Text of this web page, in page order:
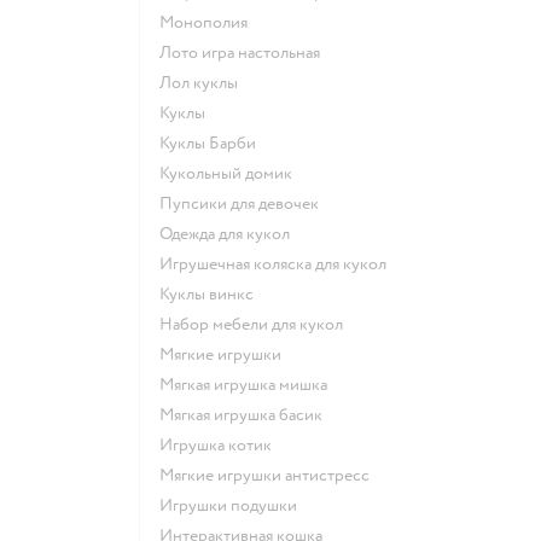
Монополия
Лото игра настольная
Лол куклы
Куклы
Куклы Барби
Кукольный домик
Пупсики для девочек
Одежда для кукол
Игрушечная коляска для кукол
Куклы винкс
Набор мебели для кукол
Мягкие игрушки
Мягкая игрушка мишка
Мягкая игрушка басик
Игрушка котик
Мягкие игрушки антистресс
Игрушки подушки
Интерактивная кошка